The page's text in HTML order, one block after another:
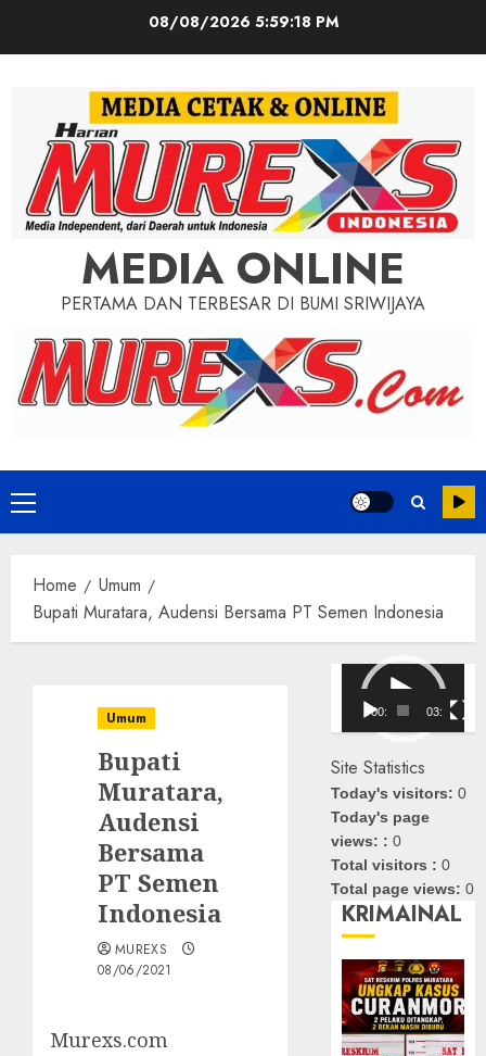
08/08/2026 5:59:20 PM
MEDIA ONLINE
PERTAMA DAN TERBESAR DI BUMI SRIWIJAYA
Primary
Menu
Home
Umum
Bupati Muratara, Audensi Bersama PT Semen Indonesia
Umum
Bupati
Muratara,
Audensi
Bersama
PT Semen
Indonesia
MUREXS
08/06/2021
Murexs.com
Pemutar
Video
00:00 03:08
Site Statistics
Today's visitors:0
Today's page
views: :0
Total visitors :0
Total page views:0
KRIMAINAL